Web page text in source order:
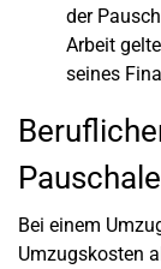
der
Arbeit
seines
Bei einem
Umzugskosten